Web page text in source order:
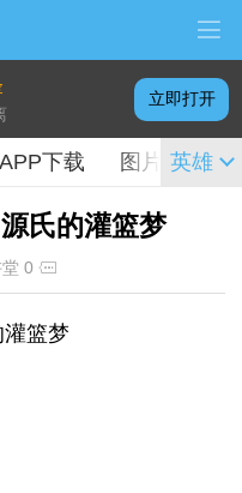
立即打开
下载 图片 视频
英雄
氏的灌篮梦
0
篮梦